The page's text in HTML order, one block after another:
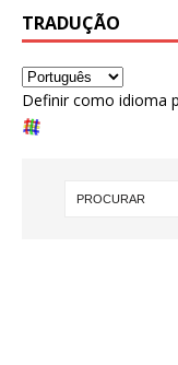
TRADUÇÃO
Definir como idioma